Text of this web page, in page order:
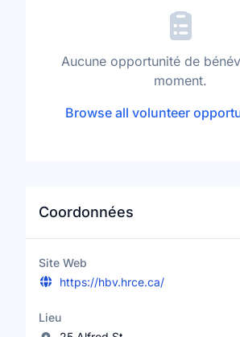
Aucune opportunité de
moment.
Browse all volunteer
Coordonnées
Site Web
https://hbv.hrce.ca/
Lieu